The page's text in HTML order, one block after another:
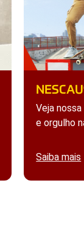
Veja
e
Saiba mais